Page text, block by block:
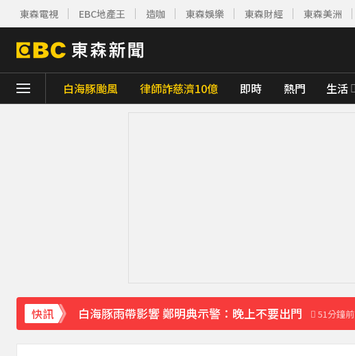
東森電視 EBC地產王 造咖 東森娛樂 東森財經 東森美洲
白海豚颱風 律師詐慈濟10億 即時 熱門 生活
快訊
白海豚雨帶影響 鄭明典示警：晚上不要出門
51分鐘前